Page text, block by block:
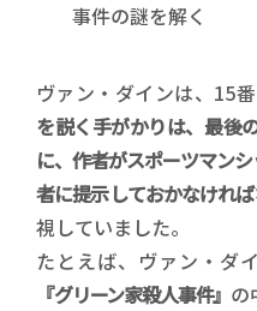
事件の謎を解く
ヴァン・ダインは、15
を説く手がかりは、最後
に、作者がスポーツマン
者に提示しておかなければ
視していました。
たとえば、ヴァン・ダ
『グリーン家殺人事件』 の